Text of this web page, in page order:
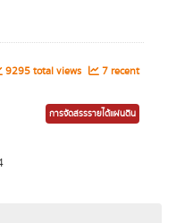
9295 total views
7 recent
การจัดสรรรายได้แผ่นดิน